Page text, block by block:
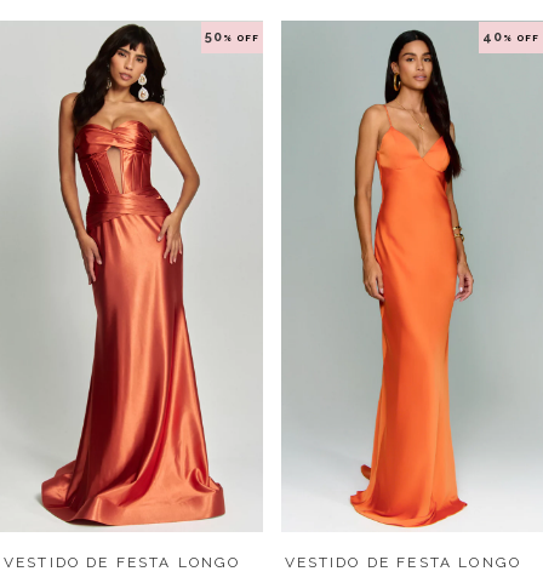
50 % OFF
VESTIDO DE FESTA LONGO
40 % OFF
VESTIDO DE FESTA LONGO